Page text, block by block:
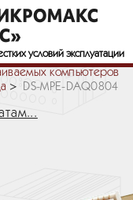
условий эксплуатации
компьютеров
DS-MPE-DAQ0804